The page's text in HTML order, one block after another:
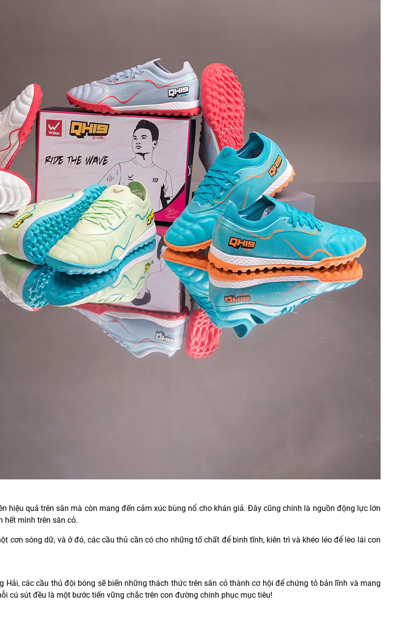
hiệu quả trên sân mà còn mang đến cảm xúc bùng nổ cho khán giả. Đây cũng chính là nguồn động lực lớn
hết mình trên sân cỏ.
cơn sóng dữ, và ở đó, các cầu thủ cần có cho những tố chất để bình tĩnh, kiên trì và khéo léo để lèo lái con
Hải, các cầu thủ đội bóng sẽ biến những thách thức trên sân cỏ thành cơ hội để chứng tỏ bản lĩnh và mang
cú sút đều là một bước tiến vững chắc trên con đường chinh phục mục tiêu!